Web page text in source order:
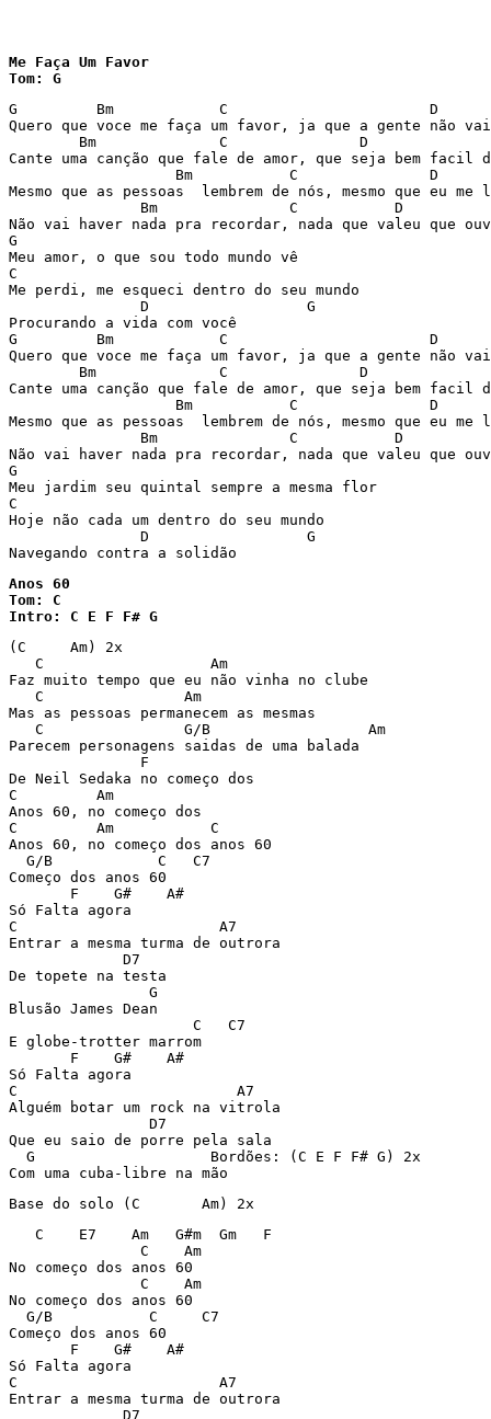
Me Faça Um Favor
Tom: G
G	  Bm		C			D		G
Quero que voce me faça um favor, ja que a gente não
Cante uma canção que fale de amor, que seja bem facil
Mesmo que as pessoas  lembrem de nós, mesmo que eu me
Não vai haver nada pra recordar, nada que valeu que
G
Meu amor, o que sou todo mundo vê
C
Me perdi, me esqueci dentro do seu mundo
Procurando a vida com você
G	  Bm		C			D		G
Quero que voce me faça um favor, ja que a gente não
Cante uma canção que fale de amor, que seja bem facil
Mesmo que as pessoas  lembrem de nós, mesmo que eu me
Não vai haver nada pra recordar, nada que valeu que
G
Meu jardim seu quintal sempre a mesma flor
C
Hoje não cada um dentro do seu mundo
Navegando contra a solidão
Anos 60
Tom: C
Intro: C E F F# G
(C     Am) 2x
   C                   Am
Faz muito tempo que eu não vinha no clube
   C                Am
Mas as pessoas permanecem as mesmas
   C                G/B                  Am
Parecem personagens saidas de uma balada
               F
De Neil Sedaka no começo dos
C         Am
Anos 60, no começo dos
C         Am           C
Anos 60, no começo dos anos 60
  G/B            C   C7
Começo dos anos 60
       F    G#    A#
Só Falta agora
C                       A7
Entrar a mesma turma de outrora
             D7
De topete na testa
                G
Blusão James Dean
                     C   C7
E globe-trotter marrom
       F    G#    A#
Só Falta agora
C                         A7
Alguém botar um rock na vitrola
                D7
Que eu saio de porre pela sala
  G                    Bordões: (C E F F# G) 2x
Com uma cuba-libre na mão
Base do solo (C       Am) 2x
   C    E7    Am   G#m  Gm   F
               C    Am
No começo dos anos 60
               C    Am
No começo dos anos 60
  G/B           C     C7
Começo dos anos 60
       F    G#    A#
Só Falta agora
C                       A7
Entrar a mesma turma de outrora
             D7